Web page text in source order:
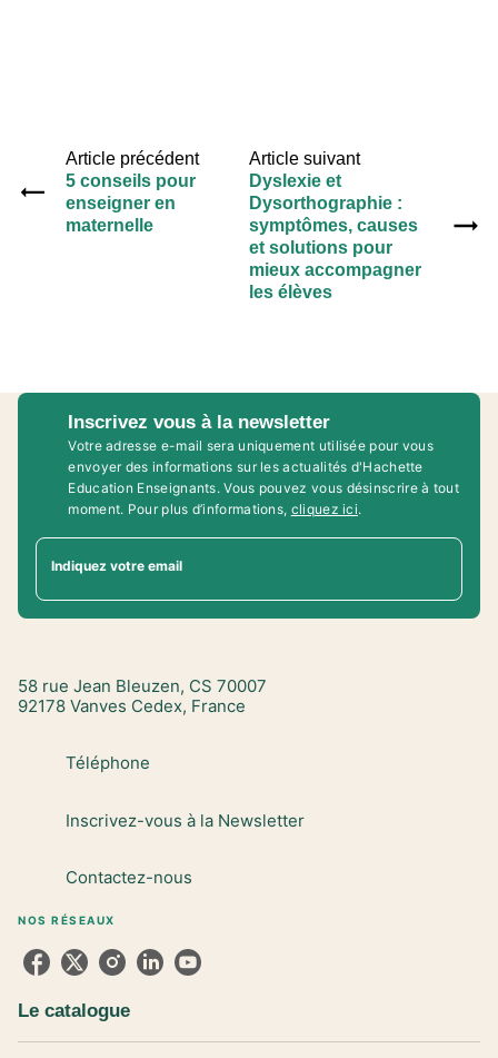
Article précédent
5 conseils pour
enseigner en
maternelle
Article suivant
Dyslexie et
Dysorthographie :
symptômes, causes
et solutions pour
mieux accompagner
les élèves
Inscrivez vous à la newsletter
Votre adresse e-mail sera uniquement utilisée pour vous
envoyer des informations sur les actualités d'Hachette
Education Enseignants. Vous pouvez vous désinscrire à tout
moment. Pour plus d’informations, cliquez ici.
Indiquez votre email
58 rue Jean Bleuzen, CS 70007
92178 Vanves Cedex, France
Téléphone
Inscrivez-vous à la Newsletter
Contactez-nous
NOS RÉSEAUX
Le catalogue